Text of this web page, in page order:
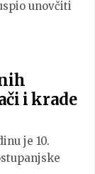
unovčiti
i krade
je 10.